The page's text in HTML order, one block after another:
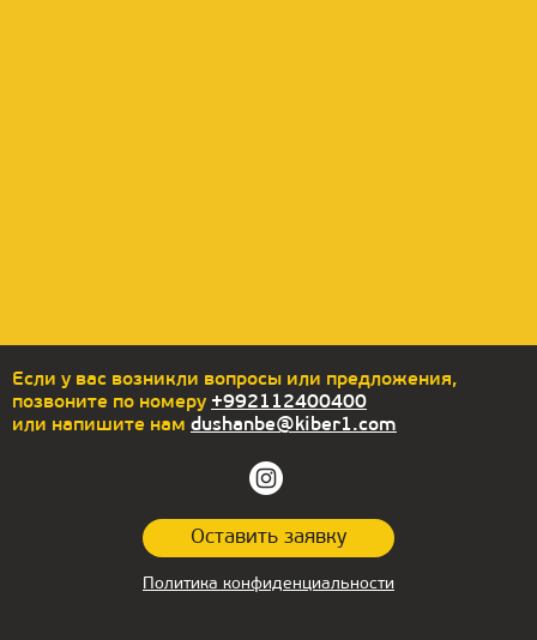
Еcли у вас возникли вопросы или предложения,
позвоните по номеру +992112400400
или напишите нам dushanbe@kiber1.com
Оставить заявку
Политика конфиденциальности